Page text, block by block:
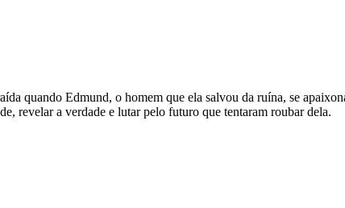
quando Edmund, o homem que ela salvou da ruína, se
revelar a verdade e lutar pelo futuro que tentaram roubar dela.